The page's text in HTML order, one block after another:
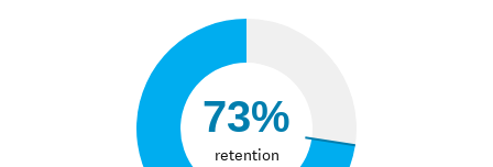
73%
retention